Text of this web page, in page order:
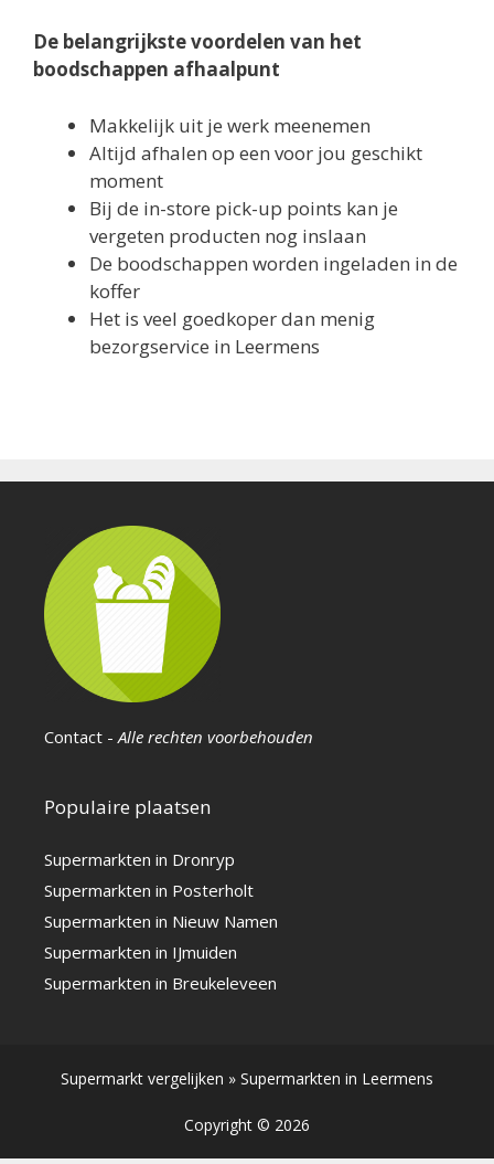
De belangrijkste voordelen van het
boodschappen afhaalpunt
Makkelijk uit je werk meenemen
Altijd afhalen op een voor jou geschikt
moment
Bij de in-store pick-up points kan je
vergeten producten nog inslaan
De boodschappen worden ingeladen in de
koffer
Het is veel goedkoper dan menig
bezorgservice in Leermens
Contact -Alle rechten voorbehouden
Populaire plaatsen
Supermarkten in Dronryp
Supermarkten in Posterholt
Supermarkten in Nieuw Namen
Supermarkten in IJmuiden
Supermarkten in Breukeleveen
Supermarkt vergelijken » Supermarkten in Leermens
Copyright © 2026